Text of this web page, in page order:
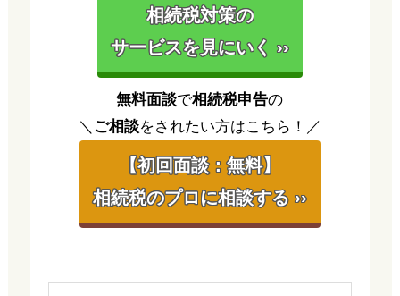
相続税対策の
サービスを見にいく ››
無料面談で相続税申告の
＼ ご相談をされたい方はこちら！／
【初回面談：無料】
相続税のプロに相談する ››